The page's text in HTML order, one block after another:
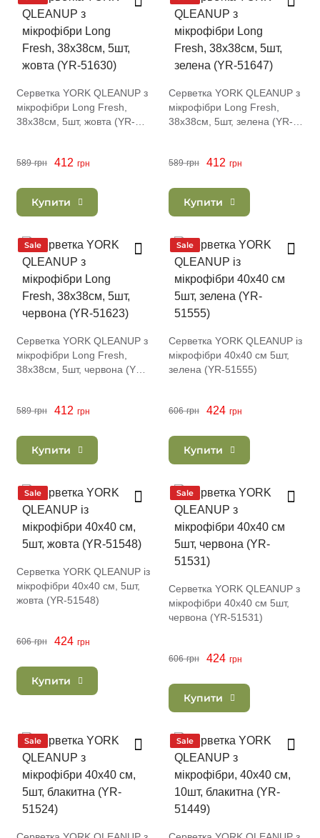
Серветка YORK QLEANUP з
мікрофібри Long Fresh,
38x38см, 5шт, жовта (YR-
589 грн 412 грн
Купити
Серветка YORK QLEANUP з
мікрофібри Long Fresh,
38x38см, 5шт, зелена (YR-
589 грн 412 грн
Купити
Sale
Серветка YORK QLEANUP з
мікрофібри Long Fresh,
38x38см, 5шт, червона (YR-
589 грн 412 грн
Купити
Sale
Серветка YORK QLEANUP із
мікрофібри 40x40 см 5шт,
зелена (YR-51555)
606 грн 424 грн
Купити
Sale
Серветка YORK QLEANUP із
мікрофібри 40x40 см, 5шт,
жовта (YR-51548)
606 грн 424 грн
Купити
Sale
Серветка YORK QLEANUP з
мікрофібри 40x40 см 5шт,
червона (YR-51531)
606 грн 424 грн
Купити
Sale Sale